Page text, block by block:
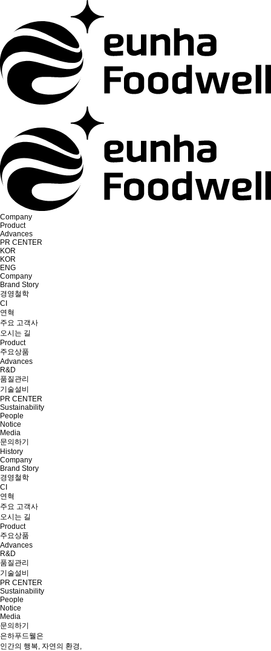
Company
Product
Advances
PR CENTER
KOR
KOR
ENG
Company
Brand Story
경영철학
CI
연혁
주요 고객사
오시는 길
Product
주요상품
Advances
R&D
품질관리
기술설비
PR CENTER
Sustainability
People
Notice
Media
문의하기
History
Company
Brand Story
경영철학
CI
연혁
주요 고객사
오시는 길
Product
주요상품
Advances
R&D
품질관리
기술설비
PR CENTER
Sustainability
People
Notice
Media
문의하기
은하푸드웰은
인간의 행복, 자연의 환경,